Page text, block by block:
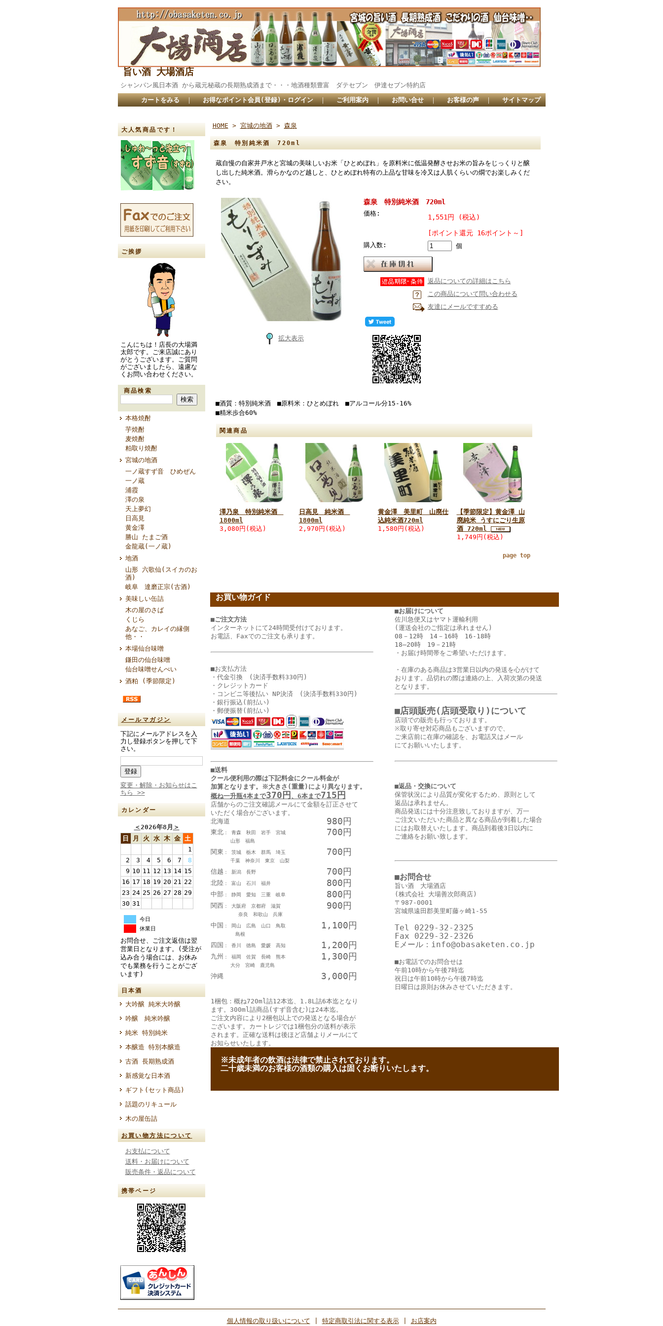
旨い酒 大場酒店
シャンパン風日本酒 から蔵元秘蔵の長期熟成酒まで・・・地酒種類豊富 ダテセブン 伊達セブン特約店
カートをみる ｜ お得なポイント会員(登録)・ログイン ｜ ご利用案内 ｜ お問い合せ ｜ お客様の声 ｜ サイトマップ
大人気商品です！
ご挨拶
こんにちは！店長の大場満
太郎です。ご来店誠にあり
がとうございます。ご質問
がございましたら、遠慮な
くお問い合わせください。
商品検索
本格焼酎
芋焼酎
麦焼酎
粕取り焼酎
宮城の地酒
一ノ蔵すず音 ひめぜん
一ノ蔵
浦霞
澤の泉
天上夢幻
日高見
黄金澤
勝山 たまご酒
金龍蔵(一ノ蔵)
地酒
山形 六歌仙(スイカのお
酒)
岐阜 達磨正宗(古酒)
美味しい缶詰
木の屋のさば
くじら
あなご、カレイの縁側
他・・
本場仙台味噌
鎌田の仙台味噌
仙台味噌せんべい
酒粕 (季節限定)
メールマガジン
下記にメールアドレスを入
力し登録ボタンを押して下
さい。
変更・解除・お知らせはこ
ちら >>
カレンダー
＜2026年8月 ＞
日
月 火 水 木 金 土
1
2
3 4 5 6 7
8
9 10 11 12 13 14 15
16 17 18 19 20 21 22
23 24 25 26 27 28 29
30 31
今日
休業日
お問合せ、ご注文返信は翌
営業日となります。(受注が
込み合う場合には、お休み
でも業務を行うことがござ
います)
日本酒
大吟醸 純米大吟醸
吟醸 純米吟醸
純米 特別純米
本醸造 特別本醸造
古酒 長期熟成酒
新感覚な日本酒
ギフト(セット商品)
話題のリキュール
木の屋缶詰
お買い物方法について
お支払について
送料・お届けについて
販売条件・返品について
携帯ページ
HOME > 宮城の地酒> 森泉
森泉 特別純米酒 720ml
蔵自慢の自家井戸水と宮城の美味しいお米「ひとめぼれ」を原料米に低温発酵させお米の旨みをじっくりと醸
し出した純米酒。滑らかなのど越しと、ひとめぼれ特有の上品な甘味を冷又は人肌くらいの燗でお楽しみくだ
さい。
拡大表示
森泉 特別純米酒 720ml
価格:
1,551円 (税込)
[ポイント還元 16ポイント～]
購入数: 個
返品についての詳細はこちら
この商品について問い合わせる
友達にメールですすめる
■酒質：特別純米酒 ■原料米：ひとめぼれ ■アルコール分15-16%
■精米歩合60%
関連商品
澤乃泉 特別純米酒
1800ml
3,080円(税込)
日高見 純米酒
1800ml
2,970円(税込)
黄金澤 美里町 山廃仕
込純米酒720ml
1,580円(税込)
【季節限定】黄金澤 山
廃純米 うすにごり生原
酒 720ml
1,749円(税込)
page top
お買い物ガイド
■ご注文方法
インターネットにて24時間受付けております。
お電話、Faxでのご注文も承ります。
■お支払方法
・代金引換 (決済手数料330円)
・クレジットカード
・コンビニ等後払い NP決済 (決済手数料330円)
・銀行振込(前払い)
・郵便振替(前払い)
■送料
クール便利用の際は下記料金にクール料金が
加算となります。
※大きさ(重量)により異なります。
概ね一升瓶4本まで370円、6本まで715円
店舗からのご注文確認メールにて金額を訂正させて
いただく場合がございます。
北海道
980円
東北： 青森 秋田 岩手 宮城
山形 福島
700円
関東 ： 茨城 栃木 群馬 埼玉
千葉 神奈川 東京 山梨
700円
信越 ： 新潟 長野 700円
北陸： 富山 石川 福井 800円
中部： 静岡 愛知 三重 岐阜 800円
関西 ： 大阪府 京都府 滋賀
奈良 和歌山 兵庫
900円
中国 ： 岡山 広島 山口 鳥取
島根
1,100円
四国 ： 香川 徳島 愛媛 高知 1,200円
九州 ： 福岡 佐賀 長崎 熊本
大分 宮崎 鹿児島
1,300円
沖縄 3,000円
1梱包：概ね720ml詰12本迄、1.8L詰6本迄となり
ます。300ml詰商品(すず音含む)は24本迄。
ご注文内容により2梱包以上での発送となる場合が
ございます。カートレジでは1梱包分の送料が表示
されます。正確な送料は後ほど店舗よりメールにて
お知らせいたします。
■お届けについて
佐川急便又はヤマト運輸利用
(運送会社のご指定は承れません)
08－12時 14－16時 16‐18時
18―20時 19－21時
・ お届け時間帯をご希望いただけます。
・在庫のある商品は3営業日以内の発送を心がけて
おります。品切れの際は連絡の上、入荷次第の発送
となります。
■店頭販売(店頭受取り)について
店頭での販売も行っております。
※取り寄せ対応商品もございますので、
ご来店前に在庫の確認を、お電話又はメール
にてお願いいたします。
■返品・交換について
保管状況により品質が変化するため、原則として
返品は承れません。
商品発送には十分注意致しておりますが、万一
ご注文いただいた商品と異なる商品が到着した場合
にはお取替えいたします。商品到着後3日以内に
ご連絡をお願い致します。
■お問合せ
旨い酒 大場酒店
(株式会社 大場善次郎商店)
〒987-0001
宮城県遠田郡美里町藤ヶ崎1-55
Tel 0229-32-2325
Fax 0229-32-2326
Eメール：info@obasaketen.co.jp
■お電話でのお問合せは
午前10時から午後7時迄
祝日は午前10時から午後7時迄
日曜日は原則お休みさせていただきます。
※未成年者の飲酒は法律で禁止されております。
二十歳未満のお客様の酒類の購入は固くお断りいたします。
個人情報の取り扱いについて 特定商取引法に関する表示| お店案内